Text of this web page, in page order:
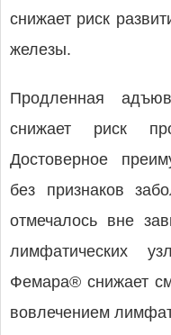
снижает риск
железы.
Продленная
снижает риск
Достоверное
без признаков
отмечалось вне
лимфатических
Фемара® снижает
вовлечением